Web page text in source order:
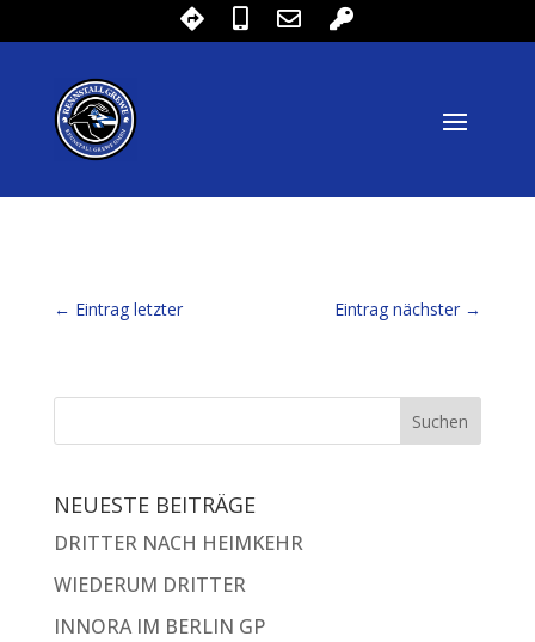
← Eintrag letzter Eintrag nächster →
NEUESTE BEITRÄGE
DRITTER NACH HEIMKEHR
WIEDERUM DRITTER
INNORA IM BERLIN GP